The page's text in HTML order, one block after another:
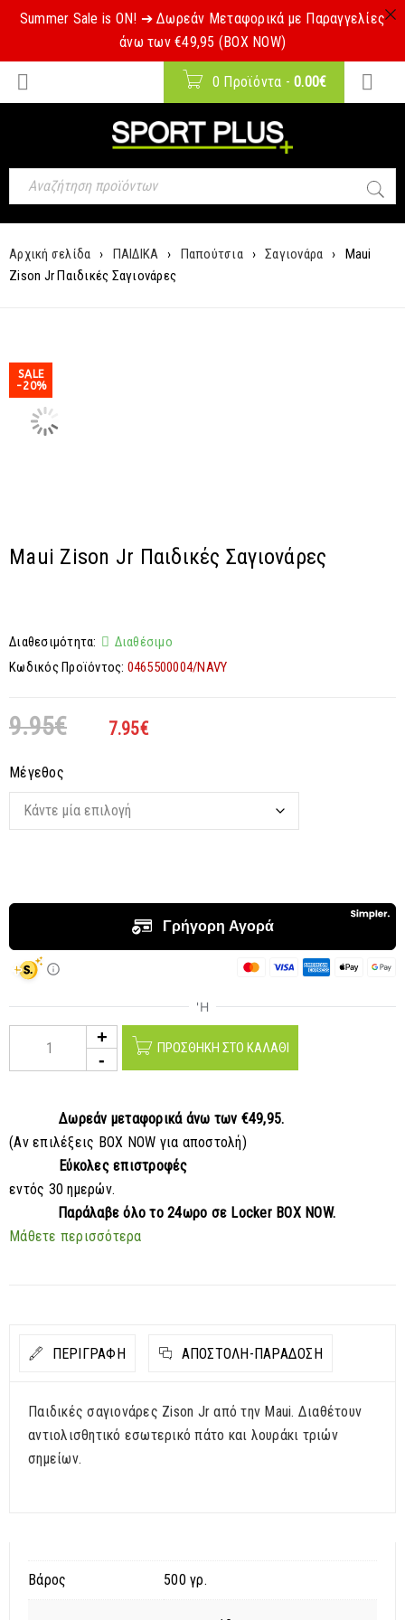
Summer Sale is ON! ➔ Δωρεάν Μεταφορικά με Παραγγελίες
άνω των €49,95 (BOX NOW)
0 Προϊόντα - 0.00€
Αρχική σελίδα › ΠΑΙΔΙΚΑ › Παπούτσια › Σαγιονάρα ›
Maui
Zison Jr Παιδικές Σαγιονάρες
SALE
-20%
Maui Zison Jr Παιδικές Σαγιονάρες
Διαθεσιμότητα:
Διαθέσιμο
Κωδικός Προϊόντος: 0465500004/NAVY
9.95€ 7.95€
Μέγεθος
ΠΡΟΣΘΉΚΗ ΣΤΟ ΚΑΛΆΘΙ
Δωρεάν μεταφορικά άνω των €49,95.
(Αν επιλέξεις BOX NOW για αποστολή)
Εύκολες επιστροφές
εντός 30 ημερών.
Παράλαβε όλο το 24ωρο σε Locker BOX NOW.
Μάθετε περισσότερα
ΠΕΡΙΓΡΑΦΗ ΑΠΟΣΤΟΛΉ-ΠΑΡΆΔΟΣΗ
Παιδικές σαγιονάρες Zison Jr από την Maui. Διαθέτουν
αντιολισθητικό εσωτερικό πάτο και λουράκι τριών
σημείων.
Βάρος 500 γρ.